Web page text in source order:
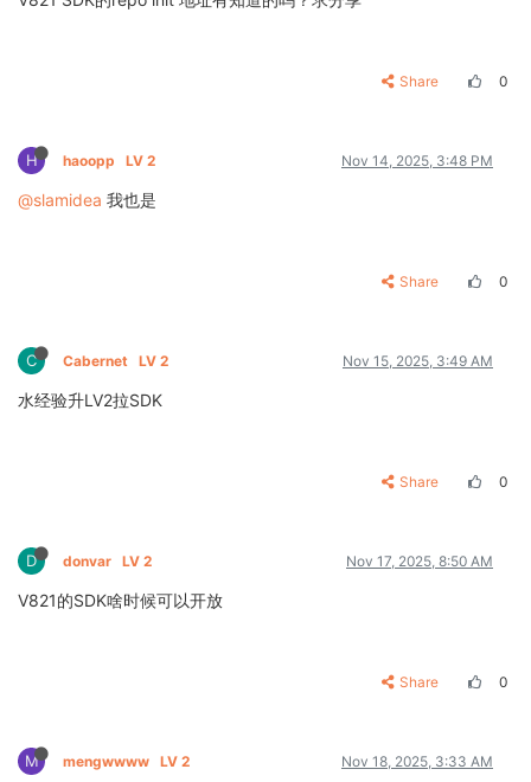
Share 0
H haoopp LV 2 Nov 14, 2025, 3:48 PM
@slamidea 我也是
Share 0
C Cabernet LV 2 Nov 15, 2025, 3:49 AM
水经验升LV2拉SDK
Share 0
D donvar LV 2 Nov 17, 2025, 8:50 AM
V821的SDK啥时候可以开放
Share 0
M mengwwww LV 2 Nov 18, 2025, 3:33 AM